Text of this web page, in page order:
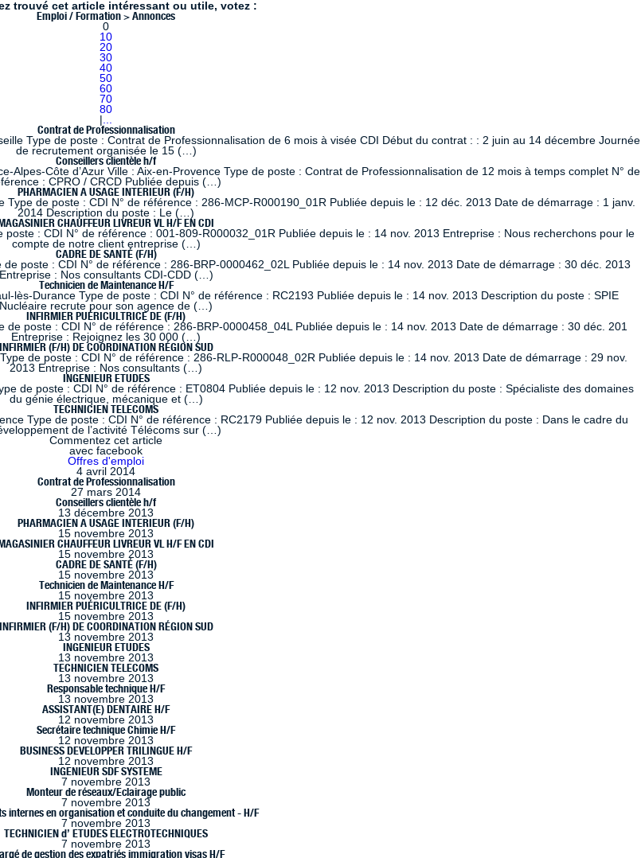
trouvé cet article intéressant ou utile, votez :
Emploi / Formation > Annonces
0
10
20
30
40
50
60
70
80
...
Contrat de Professionnalisation
Type de poste : Contrat de Professionnalisation de 6 mois à visée CDI Début du contrat : : 2 juin au 14 décembre Journée
de recrutement organisée le 15 (…)
Conseillers clientèle h/f
Côte d’Azur Ville : Aix-en-Provence Type de poste : Contrat de Professionnalisation de 12 mois à temps complet N° de
: CPRO / CRCD Publiée depuis (…)
PHARMACIEN A USAGE INTERIEUR (F/H)
de poste : CDI N° de référence : 286-MCP-R000190_01R Publiée depuis le : 12 déc. 2013 Date de démarrage : 1 janv.
2014 Description du poste : Le (…)
CHAUFFEUR LIVREUR VL H/F EN CDI
: CDI N° de référence : 001-809-R000032_01R Publiée depuis le : 14 nov. 2013 Entreprise : Nous recherchons pour le
compte de notre client entreprise (…)
CADRE DE SANTÉ (F/H)
poste : CDI N° de référence : 286-BRP-0000462_02L Publiée depuis le : 14 nov. 2013 Date de démarrage : 30 déc. 2013
Entreprise : Nos consultants CDI-CDD (…)
Technicien de Maintenance H/F
lès-Durance Type de poste : CDI N° de référence : RC2193 Publiée depuis le : 14 nov. 2013 Description du poste : SPIE
Nucléaire recrute pour son agence de (…)
INFIRMIER PUÉRICULTRICE DE (F/H)
de poste : CDI N° de référence : 286-BRP-0000458_04L Publiée depuis le : 14 nov. 2013 Date de démarrage : 30 déc. 201
Entreprise : Rejoignez les 30 000 (…)
INFIRMIER (F/H) DE COORDINATION RÉGION SUD
de poste : CDI N° de référence : 286-RLP-R000048_02R Publiée depuis le : 14 nov. 2013 Date de démarrage : 29 nov.
2013 Entreprise : Nos consultants (…)
INGENIEUR ETUDES
de poste : CDI N° de référence : ET0804 Publiée depuis le : 12 nov. 2013 Description du poste : Spécialiste des domaines
du génie électrique, mécanique et (…)
TECHNICIEN TELECOMS
Type de poste : CDI N° de référence : RC2179 Publiée depuis le : 12 nov. 2013 Description du poste : Dans le cadre du
de l’activité Télécoms sur (…)
Commentez cet article
avec facebook
Offres d'emploi
4 avril 2014
Contrat de Professionnalisation
27 mars 2014
Conseillers clientèle h/f
13 décembre 2013
PHARMACIEN A USAGE INTERIEUR (F/H)
15 novembre 2013
CHAUFFEUR LIVREUR VL H/F EN CDI
15 novembre 2013
CADRE DE SANTÉ (F/H)
15 novembre 2013
Technicien de Maintenance H/F
15 novembre 2013
INFIRMIER PUÉRICULTRICE DE (F/H)
15 novembre 2013
INFIRMIER (F/H) DE COORDINATION RÉGION SUD
13 novembre 2013
INGENIEUR ETUDES
13 novembre 2013
TECHNICIEN TELECOMS
13 novembre 2013
Responsable technique H/F
13 novembre 2013
ASSISTANT(E) DENTAIRE H/F
12 novembre 2013
Secrétaire technique Chimie H/F
12 novembre 2013
BUSINESS DEVELOPPER TRILINGUE H/F
12 novembre 2013
INGENIEUR SDF SYSTEME
7 novembre 2013
Monteur de réseaux/Eclairage public
7 novembre 2013
internes en organisation et conduite du changement - H/F
7 novembre 2013
TECHNICIEN d’ ETUDES ELECTROTECHNIQUES
7 novembre 2013
de gestion des expatriés immigration visas H/F